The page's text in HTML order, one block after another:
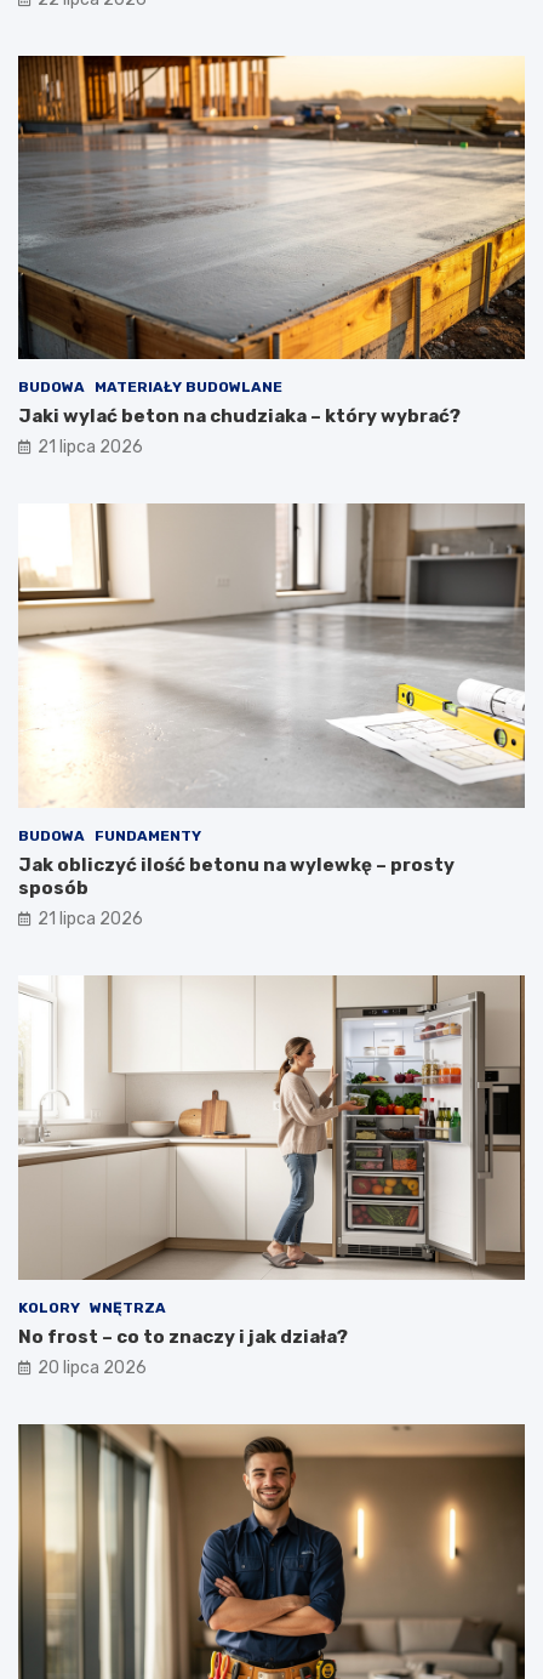
BUDOWA MATERIAŁY BUDOWLANE
Jaki wylać beton na chudziaka – który wybrać?
21 lipca 2026
BUDOWA FUNDAMENTY
Jak obliczyć ilość betonu na wylewkę – prosty
sposób
21 lipca 2026
KOLORY WNĘTRZA
No frost – co to znaczy i jak działa?
20 lipca 2026